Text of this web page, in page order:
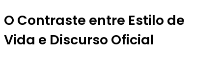
O Contraste entre Estilo de
Vida e Discurso Oficial